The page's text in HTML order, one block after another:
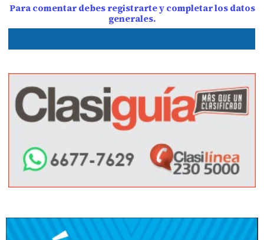
Para comentar debes registrarte y completar los datos
generales.